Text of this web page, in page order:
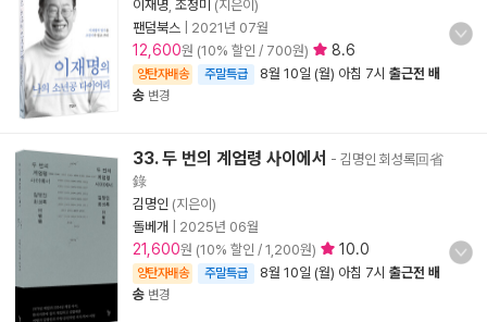
이재명 조정미 (지은이)
팬덤북스
2021년 07월
12,600원 (10% 할인 / 700원) 8.6
양탄자배송 주말특급 8월 10일 (월) 아침 7시 출근전 배
송 변경
33. 두 번의 계엄령 사이에서 - 김명인 회성록回省
錄
김명인 (지은이)
돌베개
2025년 06월
21,600원 (10% 할인 / 1,200원) 10.0
양탄자배송 주말특급 8월 10일 (월) 아침 7시 출근전 배
송 변경